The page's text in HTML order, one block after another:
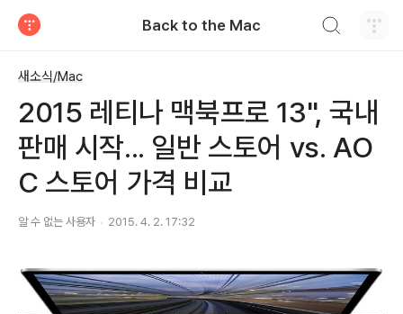
Back to the Mac
새소식/Mac
2015 레티나 맥북프로 13", 국내
판매 시작... 일반 스토어 vs. AO
C 스토어 가격 비교
알 수 없는 사용자 2015. 4. 2. 17:32